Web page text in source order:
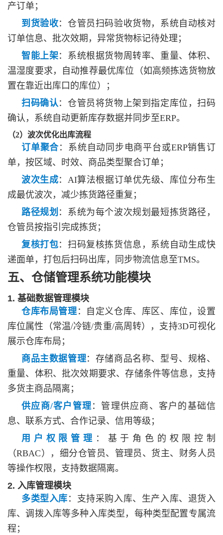
产订单；
到货验收：仓管员扫码验收货物，系统自动核对
订单信息、批次效期，异常货物标记待处理；
智能上架：系统根据货物周转率、重量、体积、
温湿度要求，自动推荐最优库位（如高频拣选货物放
置在靠近出库口的库位）；
扫码确认 ：仓管员将货物上架到指定库位，扫码
确认，系统自动更新库存数据并同步至ERP。
（2）波次优化出库流程
订单聚合：系统自动同步电商平台或ERP销售订
单，按区域、时效、商品类型聚合订单；
波次生成： AI算法根据订单优先级、库位分布生
成最优波次，减少拣货路径重复；
路径规划 ：系统为每个波次规划最短拣货路径，
仓管员按指引完成拣货；
复核打包：扫码复核拣货信息，系统自动生成快
递面单，打包后扫码出库，同步物流信息至TMS。
五、仓储管理系统功能模块
1. 基础数据管理模块
仓库布局管理 ：自定义仓库、库区、库位，设置
库位属性（常温/冷链/贵重/高周转），支持3D可视化
展示仓库布局；
商品主数据管理：存储商品名称、型号、规格、
重量、体积、批次效期要求、存储条件等信息，支持
多货主商品隔离；
供应商/客户管理 ：管理供应商、客户的基础信
息、联系方式、合作记录、信用等级；
用户权限管理 ：基于角色的权限控制
（RBAC），细分仓管员、管理员、货主、财务人员
等操作权限，支持数据隔离。
2. 入库管理模块
多类型入库 ：支持采购入库、生产入库、退货入
库、调拨入库等多种入库类型，每种类型配置专属流
程；